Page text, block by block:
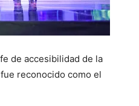
de accesibilidad de la
reconocido como el